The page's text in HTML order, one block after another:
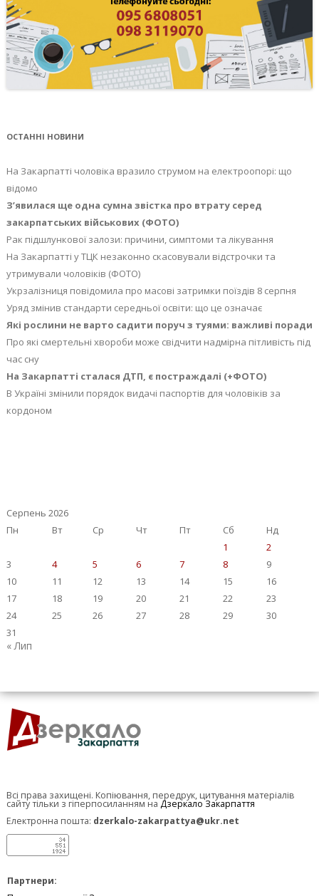
ОСТАННІ НОВИНИ
На Закарпатті чоловіка вразило струмом на електроопорі: що
відомо
З’явилася ще одна сумна звістка про втрату серед
закарпатських військових (ФОТО)
Рак підшлункової залози: причини, симптоми та лікування
На Закарпатті у ТЦК незаконно скасовували відстрочки та
утримували чоловіків (ФОТО)
Укрзалізниця повідомила про масові затримки поїздів 8 серпня
Уряд змінив стандарти середньої освіти: що це означає
Які рослини не варто садити поруч з туями: важливі поради
Про які смертельні хвороби може свідчити надмірна пітливість під
час сну
На Закарпатті сталася ДТП, є постраждалі (+ФОТО)
В Україні змінили порядок видачі паспортів для чоловіків за
кордоном
Серпень 2026
Пн
Вт Ср Чт Пт Сб
Нд
1
2
3
4 5 6 7 8
9
10
11 12 13 14 15
16
17
18 19 20 21 22
23
24
25 26 27 28 29
30
31
« Лип
Всі права захищені. Копіювання, передрук, цитування матеріалів
сайту тільки з гіперпосиланням на Дзеркало Закарпаття
Електронна пошта: dzerkalo-zakarpattya@ukr.net
Партнери: